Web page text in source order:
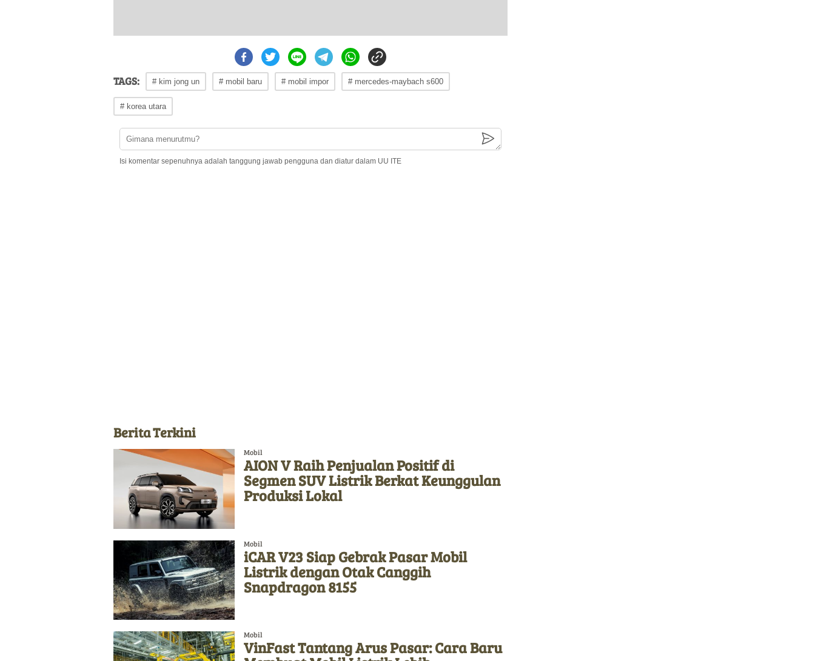
TAGS: # kim jong un # mobil baru # mobil impor # mercedes-maybach s600
# korea utara
Isi komentar sepenuhnya adalah tanggung jawab pengguna dan diatur dalam UU ITE
Berita Terkini
Mobil
AION V Raih Penjualan Positif di
Segmen SUV Listrik Berkat Keunggulan
Produksi Lokal
Mobil
iCAR V23 Siap Gebrak Pasar Mobil
Listrik dengan Otak Canggih
Snapdragon 8155
Mobil
VinFast Tantang Arus Pasar: Cara Baru